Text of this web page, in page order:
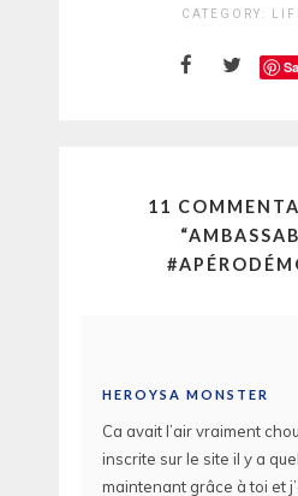
CATEGORY:
11
“
HEROYSA MONSTER
Ca avait l’air vraiment
inscrite sur le site il y a
maintenant grâce à toi et